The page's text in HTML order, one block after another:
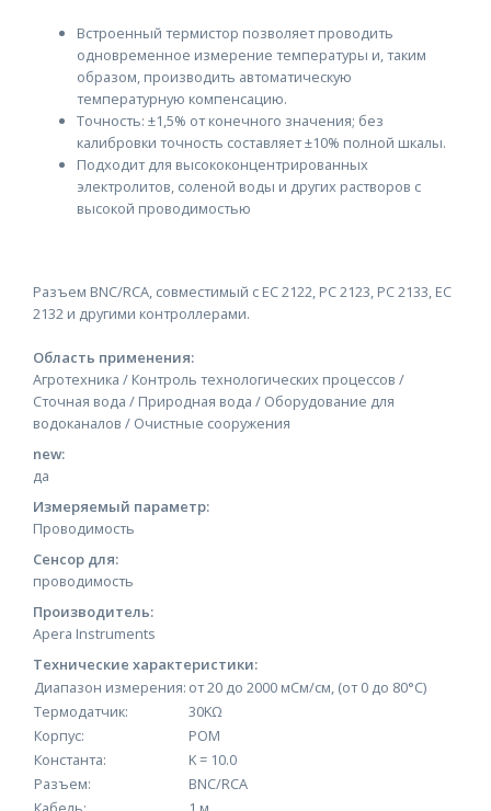
Встроенный термистор позволяет проводить
одновременное измерение температуры и, таким
образом, производить автоматическую
температурную компенсацию.
Точность: ±1,5% от конечного значения; без
калибровки точность составляет ±10% полной шкалы.
Подходит для высококонцентрированных
электролитов, соленой воды и других растворов с
высокой проводимостью
Разъем BNC/RCA, совместимый с EC 2122, РС 2123, РС 2133, ЕС
2132 и другими контроллерами.
Область применения:
Агротехника / Контроль технологических процессов /
Сточная вода / Природная вода / Оборудование для
водоканалов / Очистные сооружения
new:
да
Измеряемый параметр:
Проводимость
Сенсор для:
проводимость
Производитель:
Apera Instruments
Технические характеристики:
Диапазон измерения: от 20 до 2000 мСм/см, (от 0 до 80°C)
Термодатчик:
30KΩ
Корпус:
POM
Константа:
K = 10.0
Разъем:
BNC/RCA